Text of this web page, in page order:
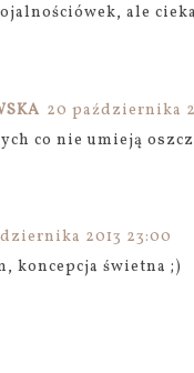
ale
20 października
co nie umieją
2013 23:00
koncepcja świetna ;)